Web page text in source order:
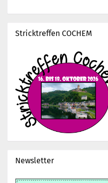
Stricktreffen COCHEM
Newsletter